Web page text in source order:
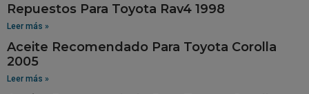
Repuestos Para Toyota Rav4 1998
Leer más »
Aceite Recomendado Para Toyota Corolla
2005
Leer más »